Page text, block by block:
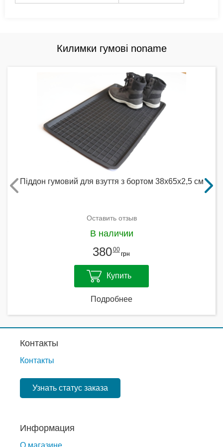
Килимки гумові noname
Піддон гумовий для взуття з бортом 38x65x2,5 см
Оставить отзыв
В наличии
38000
грн
Купить
Подробнее
Контакты
Контакты
Узнать статус заказа
Информация
О магазине